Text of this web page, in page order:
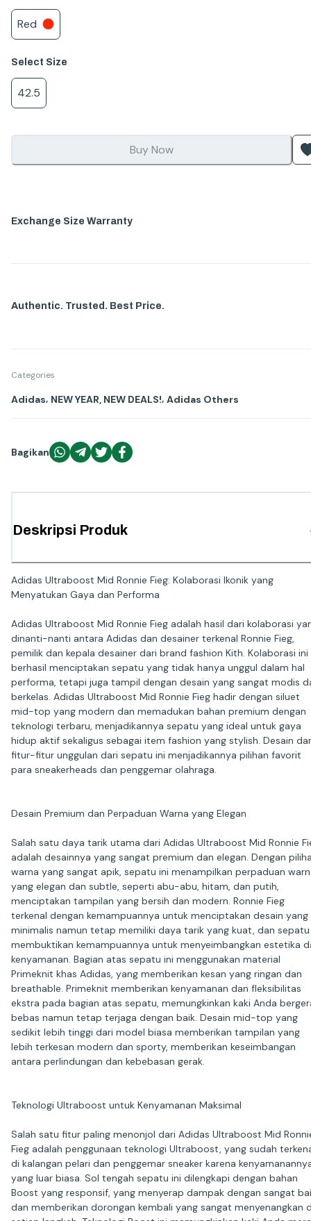
Red
Select Size
42.5
Buy Now
Exchange Size Warranty
Authentic. Trusted. Best Price.
Categories
Adidas, NEW YEAR, NEW DEALS!, Adidas Others
Bagikan
Deskripsi Produk
Adidas Ultraboost Mid Ronnie Fieg: Kolaborasi Ikonik yang
Menyatukan Gaya dan Performa
Adidas Ultraboost Mid Ronnie Fieg adalah hasil dari kolaborasi
dinanti-nanti antara Adidas dan desainer terkenal Ronnie Fieg,
pemilik dan kepala desainer dari brand fashion Kith. Kolaborasi ini
berhasil menciptakan sepatu yang tidak hanya unggul dalam hal
performa, tetapi juga tampil dengan desain yang sangat modis
berkelas. Adidas Ultraboost Mid Ronnie Fieg hadir dengan siluet
mid-top yang modern dan memadukan bahan premium dengan
teknologi terbaru, menjadikannya sepatu yang ideal untuk gaya
hidup aktif sekaligus sebagai item fashion yang stylish. Desain
fitur-fitur unggulan dari sepatu ini menjadikannya pilihan favorit
para sneakerheads dan penggemar olahraga.
Desain Premium dan Perpaduan Warna yang Elegan
Salah satu daya tarik utama dari Adidas Ultraboost Mid Ronnie
adalah desainnya yang sangat premium dan elegan. Dengan
warna yang sangat apik, sepatu ini menampilkan perpaduan
yang elegan dan subtle, seperti abu-abu, hitam, dan putih,
menciptakan tampilan yang bersih dan modern. Ronnie Fieg
terkenal dengan kemampuannya untuk menciptakan desain yang
minimalis namun tetap memiliki daya tarik yang kuat, dan sepatu
membuktikan kemampuannya untuk menyeimbangkan estetika
kenyamanan. Bagian atas sepatu ini menggunakan material
Primeknit khas Adidas, yang memberikan kesan yang ringan dan
breathable. Primeknit memberikan kenyamanan dan fleksibilitas
ekstra pada bagian atas sepatu, memungkinkan kaki Anda
bebas namun tetap terjaga dengan baik. Desain mid-top yang
sedikit lebih tinggi dari model biasa memberikan tampilan yang
lebih terkesan modern dan sporty, memberikan keseimbangan
antara perlindungan dan kebebasan gerak.
Teknologi Ultraboost untuk Kenyamanan Maksimal
Salah satu fitur paling menonjol dari Adidas Ultraboost Mid
Fieg adalah penggunaan teknologi Ultraboost, yang sudah
di kalangan pelari dan penggemar sneaker karena
yang luar biasa. Sol tengah sepatu ini dilengkapi dengan bahan
Boost yang responsif, yang menyerap dampak dengan sangat
dan memberikan dorongan kembali yang sangat menyenangkan